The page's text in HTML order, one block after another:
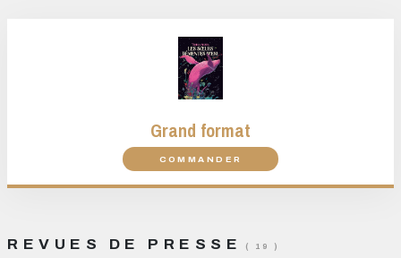
Grand format
COMMANDER
REVUES DE PRESSE ( 19 )